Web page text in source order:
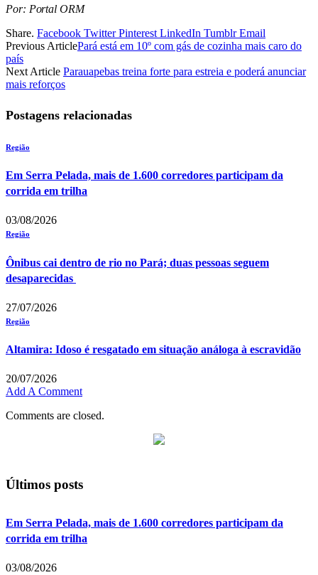
Por: Portal ORM
Share. Facebook Twitter Pinterest LinkedIn Tumblr Email
Previous ArticlePará está em 10º com gás de cozinha mais caro do
país
Next Article Parauapebas treina forte para estreia e poderá anunciar
mais reforços
Postagens relacionadas
Região
Em Serra Pelada, mais de 1.600 corredores participam da
corrida em trilha
03/08/2026
Região
Ônibus cai dentro de rio no Pará; duas pessoas seguem
desaparecidas
27/07/2026
Região
Altamira: Idoso é resgatado em situação análoga à escravidão
20/07/2026
Add A Comment
Comments are closed.
Últimos posts
Em Serra Pelada, mais de 1.600 corredores participam da
corrida em trilha
03/08/2026